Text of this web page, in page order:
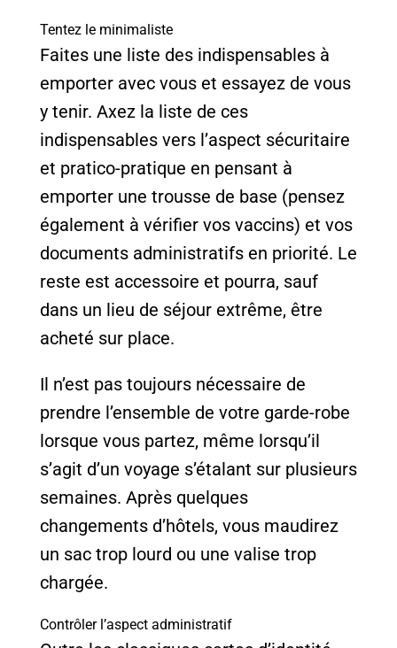
Tentez le minimaliste
Faites une liste des indispensables à
emporter avec vous et essayez de vous
y tenir. Axez la liste de ces
indispensables vers l’aspect sécuritaire
et pratico-pratique en pensant à
emporter une trousse de base (pensez
également à vérifier vos vaccins) et vos
documents administratifs en priorité. Le
reste est accessoire et pourra, sauf
dans un lieu de séjour extrême, être
acheté sur place.
Il n’est pas toujours nécessaire de
prendre l’ensemble de votre garde-robe
lorsque vous partez, même lorsqu’il
s’agit d’un voyage s’étalant sur plusieurs
semaines. Après quelques
changements d’hôtels, vous maudirez
un sac trop lourd ou une valise trop
chargée.
Contrôler l’aspect administratif